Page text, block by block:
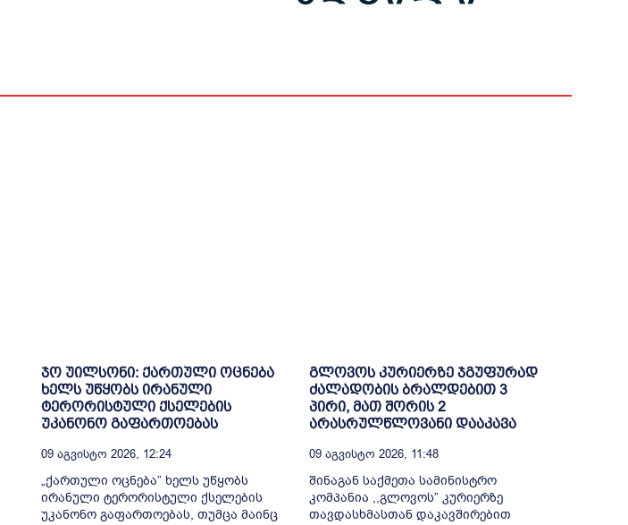
ჯო უილსონი: ქართული ოცნება
ხელს უწყობს ირანული
ტერორისტული ქსელების
უკანონო გაფართოებას
09 Აგვისტო 2026, 12:24
„ქართული ოცნება” ხელს უწყობს
ირანული ტერორისტული ქსელების
უკანონო გაფართოებას, თუმცა მაინც
გლოვოს კურიერზე ჯგუფურად
ძალადობის ბრალდებით 3
პირი, მათ შორის 2
არასრულწლოვანი დააკავა
09 Აგვისტო 2026, 11:48
შინაგან საქმეთა სამინისტრო
კომპანია ,,გლოვოს” კურიერზე
თავდასხმასთან დაკავშირებით